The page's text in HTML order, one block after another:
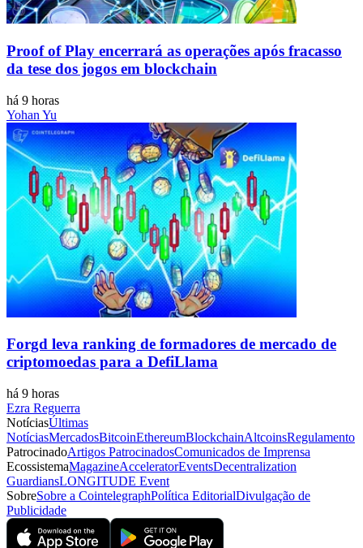
Proof of Play encerrará as operações após fracasso
da tese dos jogos em blockchain
há 9 horas
Yohan Yu
Forgd leva ranking de formadores de mercado de
criptomoedas para a DefiLlama
há 9 horas
Ezra Reguerra
NotíciasÚltimas
NotíciasMercadosBitcoinEthereumBlockchainAltcoinsRegulamento
PatrocinadoArtigos PatrocinadosComunicados de Imprensa
EcossistemaMagazineAcceleratorEventsDecentralization
GuardiansLONGITUDE Event
SobreSobre a CointelegraphPolítica EditorialDivulgação de
Publicidade